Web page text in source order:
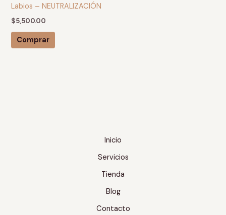
Labios – NEUTRALIZACIÓN
$5,500.00
Comprar
Inicio
Servicios
Tienda
Blog
Contacto